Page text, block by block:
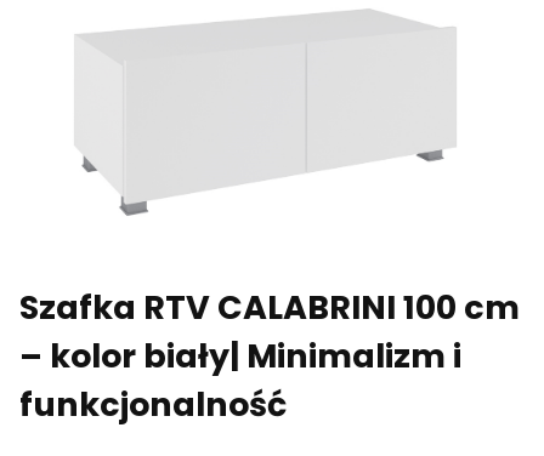
Szafka RTV CALABRINI 100 cm
– kolor biały| Minimalizm i
funkcjonalność